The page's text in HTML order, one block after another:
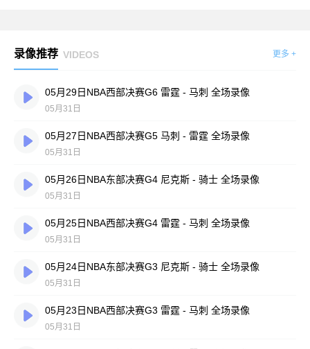
录像推荐 VIDEOS 更多 +
05月29日NBA西部决赛G6 雷霆 - 马刺 全场录像
05月31日
05月27日NBA西部决赛G5 马刺 - 雷霆 全场录像
05月31日
05月26日NBA东部决赛G4 尼克斯 - 骑士 全场录像
05月31日
05月25日NBA西部决赛G4 雷霆 - 马刺 全场录像
05月31日
05月24日NBA东部决赛G3 尼克斯 - 骑士 全场录像
05月31日
05月23日NBA西部决赛G3 雷霆 - 马刺 全场录像
05月31日